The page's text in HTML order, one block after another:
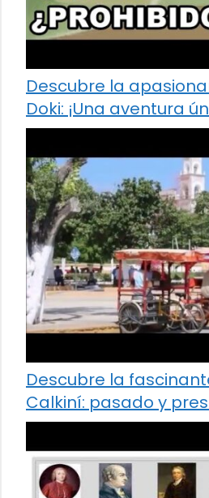
Descubre la
Doki: ¡Una aventura
Descubre la
Calkiní: pasado y